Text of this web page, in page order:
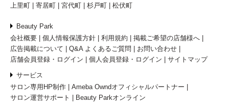
上里町
寄居町 宮代町 杉戸町 松伏町
Beauty Park
会社概要
個人情報保護方針 利用規約
掲載ご希望の店舗様へ
広告掲載について
Q&A よくあるご質問
お問い合わせ
店舗会員登録・ログイン
個人会員登録・ログイン サイトマップ
サービス
サロン専用HP制作
Ameba Owndオフィシャルパートナー
サロン運営サポート
Beauty Parkオンライン